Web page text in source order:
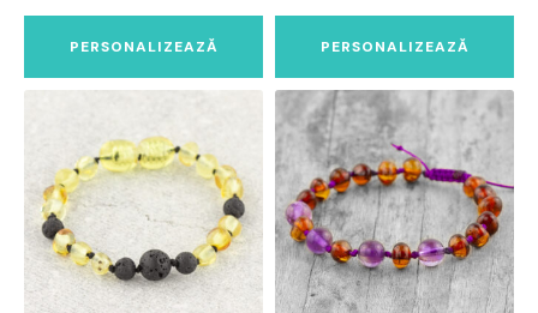
A
FOST:
ESTE:
PERSONALIZEAZĂ
din 5
PERSONALIZEAZĂ